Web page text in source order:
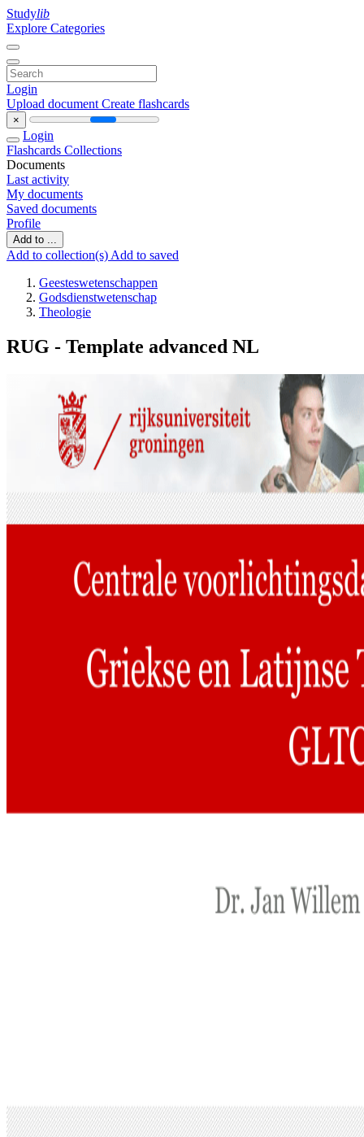
Studylib
Explore Categories
Login
Upload document Create flashcards
×
Login
Flashcards Collections
Documents
Last activity
My documents
Saved documents
Profile
Add to ...
Add to collection(s) Add to saved
Geesteswetenschappen
Godsdienstwetenschap
Theologie
RUG - Template advanced NL